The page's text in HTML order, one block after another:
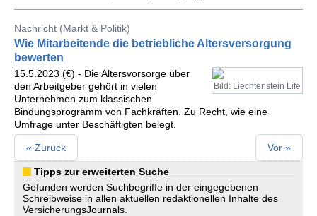
Nachricht (Markt & Politik)
Wie Mitarbeitende die betriebliche Altersversorgung
bewerten
Bild: Liechtenstein Life
15.5.2023 (€) - Die Altersvorsorge über
den Arbeitgeber gehört in vielen
Unternehmen zum klassischen
Bindungsprogramm von Fachkräften. Zu Recht, wie eine
Umfrage unter Beschäftigten belegt.
« Zurück Vor »
Tipps zur erweiterten Suche
Gefunden werden Suchbegriffe in der eingegebenen
Schreibweise in allen aktuellen redaktionellen Inhalte des
VersicherungsJournals.